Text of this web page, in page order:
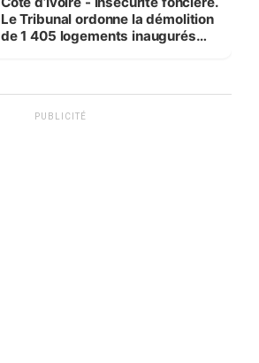
Le Tribunal ordonne la démolition
de 1 405 logements inaugurés
PUBLICITÉ